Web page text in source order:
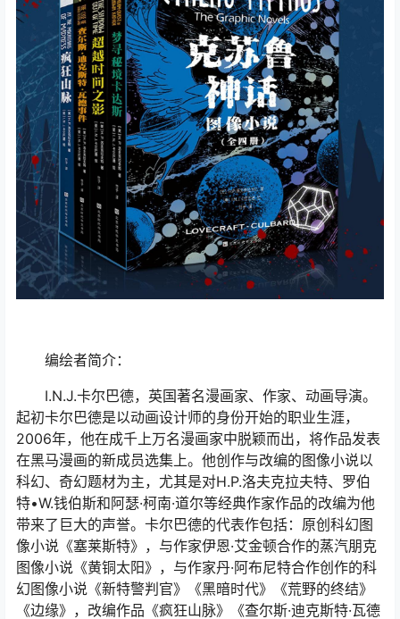
编绘者简介：
I.N.J.卡尔巴德，英国著名漫画家、作家、动画导演。
起初卡尔巴德是以动画设计师的身份开始的职业生涯，
2006年，他在成千上万名漫画家中脱颖而出，将作品发表
在黑马漫画的新成员选集上。他创作与改编的图像小说以
科幻、奇幻题材为主，尤其是对H.P.洛夫克拉夫特、罗伯
特•W.钱伯斯和阿瑟·柯南·道尔等经典作家作品的改编为他
带来了巨大的声誉。卡尔巴德的代表作包括：原创科幻图
像小说《塞莱斯特》，与作家伊恩·艾金顿合作的蒸汽朋克
图像小说《黄铜太阳》，与作家丹·阿布尼特合作创作的科
幻图像小说《新特警判官》《黑暗时代》《荒野的终结》
《边缘》，改编作品《疯狂山脉》《查尔斯·迪克斯特·瓦德